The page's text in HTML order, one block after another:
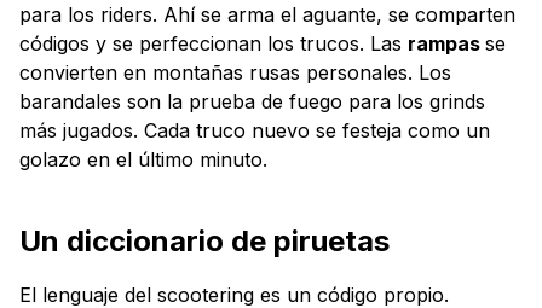
para los riders. Ahí se arma el aguante, se comparten
códigos y se perfeccionan los trucos. Las rampas se
convierten en montañas rusas personales. Los
barandales son la prueba de fuego para los grinds
más jugados. Cada truco nuevo se festeja como un
golazo en el último minuto.
Un diccionario de piruetas
El lenguaje del scootering es un código propio.